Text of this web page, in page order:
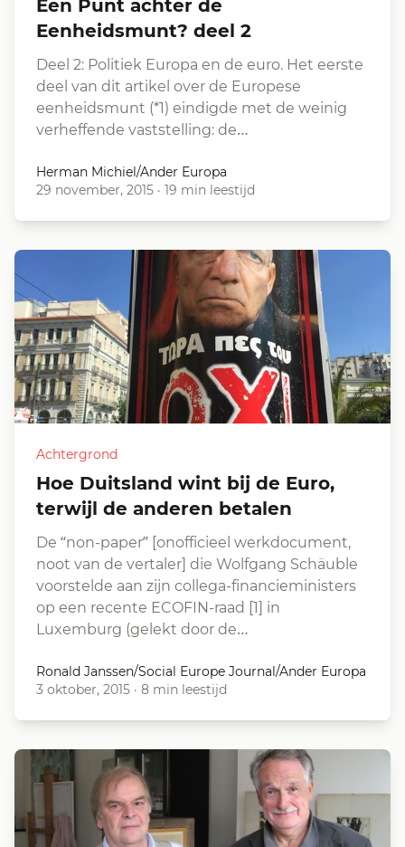
Een Punt achter de
Eenheidsmunt? deel 2
Deel 2: Politiek Europa en de euro. Het eerste
deel van dit artikel over de Europese
eenheidsmunt (*1) eindigde met de weinig
verheffende vaststelling: de…
Herman Michiel/Ander Europa
29 november, 2015 · 19 min leestijd
Achtergrond
Hoe Duitsland wint bij de Euro,
terwijl de anderen betalen
De “non-paper” [onofficieel werkdocument,
noot van de vertaler] die Wolfgang Schäuble
voorstelde aan zijn collega-financieministers
op een recente ECOFIN-raad [1] in
Luxemburg (gelekt door de…
Ronald Janssen/Social Europe Journal/Ander Europa
3 oktober, 2015 · 8 min leestijd